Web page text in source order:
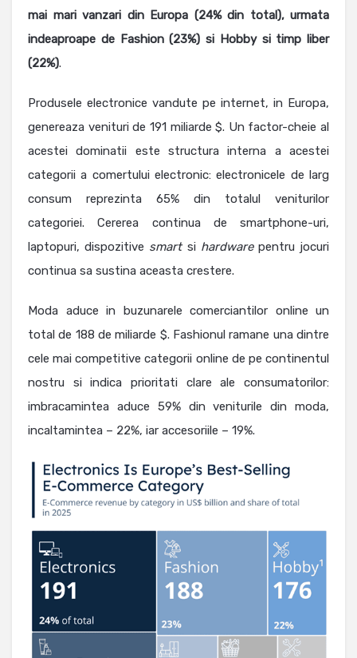
mai mari vanzari din Europa (24% din total), urmata
indeaproape de Fashion (23%) si Hobby si timp liber
(22%).
Produsele electronice vandute pe internet, in Europa,
genereaza venituri de 191 miliarde $. Un factor-cheie al
acestei dominatii este structura interna a acestei
categorii a comertului electronic: electronicele de larg
consum reprezinta 65% din totalul veniturilor
categoriei. Cererea continua de smartphone-uri,
laptopuri, dispozitive smartsi hardwarepentru jocuri
continua sa sustina aceasta crestere.
Moda aduce in buzunarele comerciantilor online un
total de 188 de miliarde $. Fashionul ramane una dintre
cele mai competitive categorii online de pe continentul
nostru si indica prioritati clare ale consumatorilor:
imbracamintea aduce 59% din veniturile din moda,
incaltamintea – 22%, iar accesoriile – 19%.